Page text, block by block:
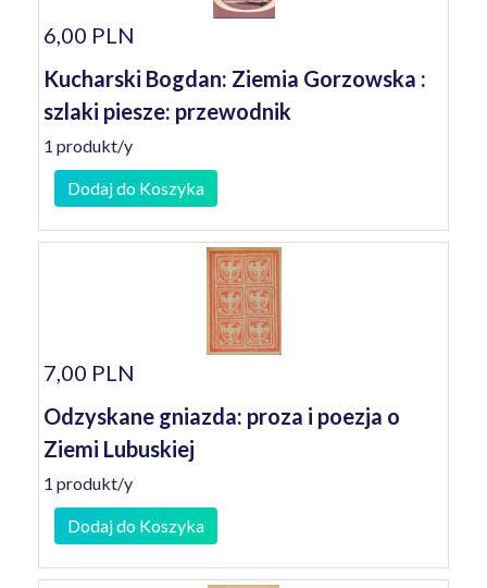
6,00 PLN
Kucharski Bogdan: Ziemia Gorzowska :
szlaki piesze: przewodnik
1 produkt/y
Dodaj do Koszyka
7,00 PLN
Odzyskane gniazda: proza i poezja o
Ziemi Lubuskiej
1 produkt/y
Dodaj do Koszyka